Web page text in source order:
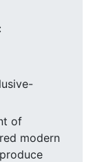
of
modern